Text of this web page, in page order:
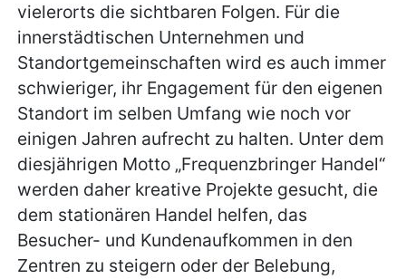
vielerorts die sichtbaren Folgen. Für die
innerstädtischen Unternehmen und
Standortgemeinschaften wird es auch immer
schwieriger, ihr Engagement für den eigenen
Standort im selben Umfang wie noch vor
einigen Jahren aufrecht zu halten. Unter dem
diesjährigen Motto „Frequenzbringer Handel“
werden daher kreative Projekte gesucht, die
dem stationären Handel helfen, das
Besucher- und Kundenaufkommen in den
Zentren zu steigern oder der Belebung,